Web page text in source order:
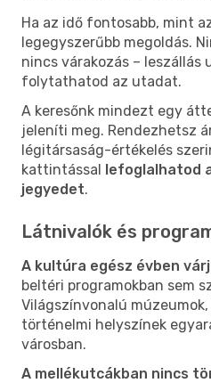
Ha az idő fontosabb, mint
legegyszerűbb megoldás.
nincs várakozás – leszállás
folytathatod az utadat.
A keresőnk mindezt egy
jeleníti meg. Rendezhetsz
légitársaság-értékelés
kattintással lefoglalhatod
jegyedet.
Látnivalók és
A kultúra egész évben
beltéri programokban sem
Világszínvonalú
történelmi helyszínek
városban.
A mellékutcákban nincs